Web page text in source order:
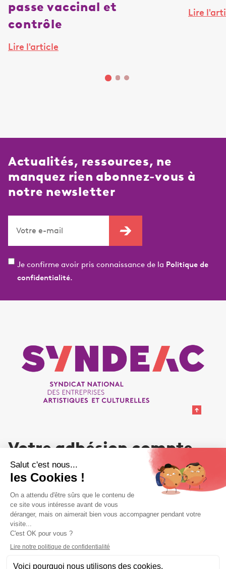
passe vaccinal et
contrôle
Lire l'article
Lire
Actualités, ressources, ne
manquez rien abonnez-vous à
notre newsletter
Je confirme avoir pris connaissance de la Politique de
confidentialité.
Votre adhésion compte
NOUS REJOINDRE
Liens utiles